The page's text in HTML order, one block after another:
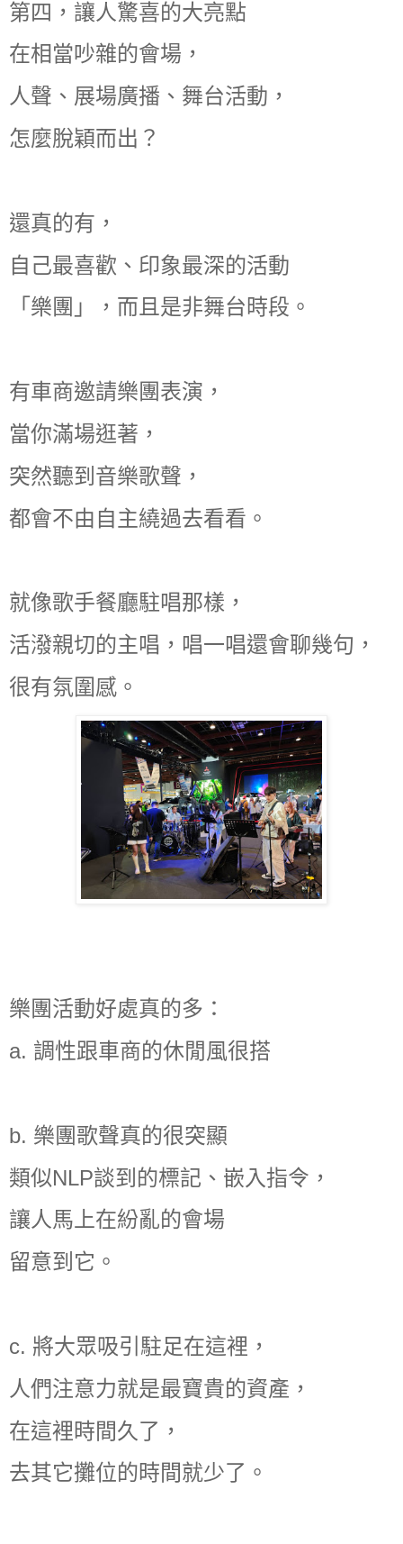
第四，讓人驚喜的大亮點
在相當吵雜的會場，
人聲、展場廣播、舞台活動，
怎麼脫穎而出？
還真的有，
自己最喜歡、印象最深的活動
「樂團」，而且是非舞台時段。
有車商邀請樂團表演，
當你滿場逛著，
突然聽到音樂歌聲，
都會不由自主繞過去看看。
就像歌手餐廳駐唱那樣，
活潑親切的主唱，唱一唱還會聊幾句，
很有氛圍感。
樂團活動好處真的多：
a. 調性跟車商的休閒風很搭
b. 樂團歌聲真的很突顯
類似NLP談到的標記、嵌入指令，
讓人馬上在紛亂的會場
留意到它。
c. 將大眾吸引駐足在這裡，
人們注意力就是最寶貴的資產，
在這裡時間久了，
去其它攤位的時間就少了。